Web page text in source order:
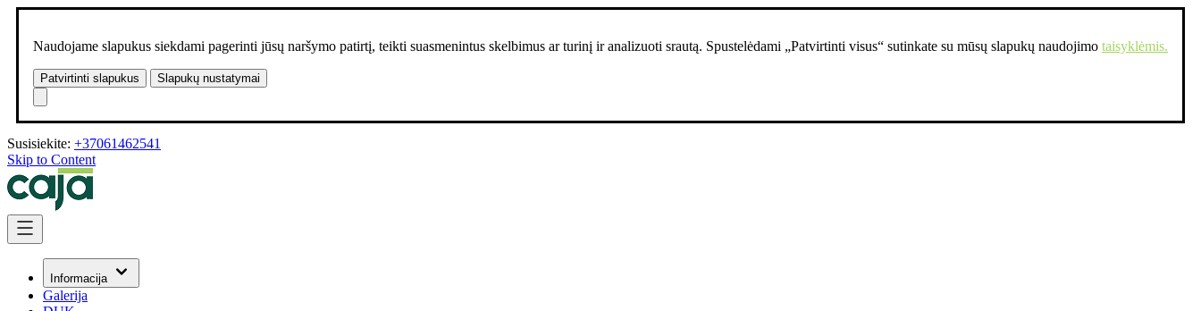
Naudojame slapukus siekdami pagerinti jūsų naršymo patirtį, teikti suasmenintus skelbimus ar turinį ir analizuoti srautą. Spustelėdami „Patvirtinti visus“ sutinkate su mūsų slapukų naudojimo taisyklėmis.
Patvirtinti slapukus Slapukų nustatymai
Susisiekite: +37061462541
Skip to Content
Informacija
Galerija